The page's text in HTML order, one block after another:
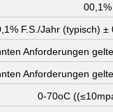
F.S./Jahr (typisch) ±
Anforderungen
Anforderungen
0-70oC